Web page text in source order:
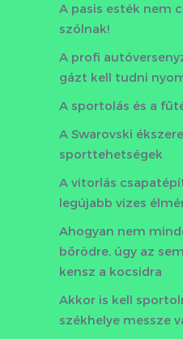
A pasis esték nem
szólnak!
A profi
gázt kell tudni
A sportolás és a
A Swarovski
sporttehetségek
A vitorlás
legújabb vizes
Ahogyan nem
bőrödre, úgy az
kensz a kocsidra
Akkor is kell
székhelye messze